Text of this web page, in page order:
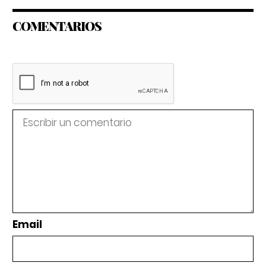
COMENTARIOS
Email